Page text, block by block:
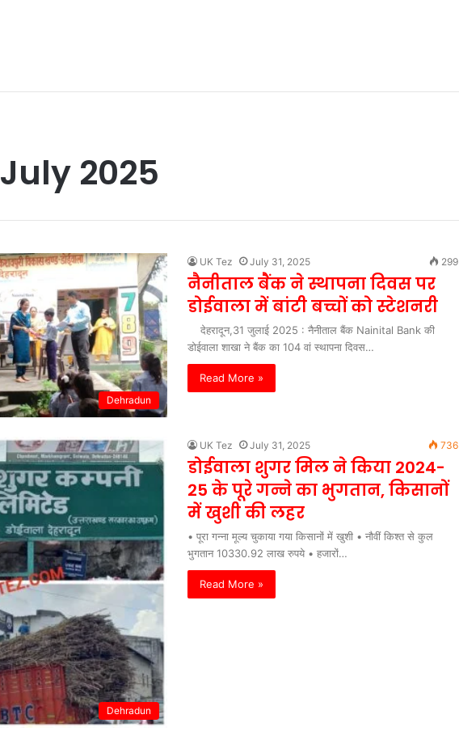
July 2025
Dehradun
UK Tez July 31, 2025 299
नैनीताल बैंक ने स्थापना दिवस पर
डोईवाला में बांटी बच्चों को स्टेशनरी
देहरादून,31 जुलाई 2025 : नैनीताल बैंक Nainital Bank की
डोईवाला शाखा ने बैंक का 104 वां स्थापना दिवस…
Read More »
Dehradun
UK Tez July 31, 2025 736
डोईवाला शुगर मिल ने किया 2024-
25 के पूरे गन्ने का भुगतान, किसानों
में खुशी की लहर
• पूरा गन्ना मूल्य चुकाया गया किसानों में खुशी • नौवीं किश्त से कुल
भुगतान 10330.92 लाख रुपये • हजारों…
Read More »